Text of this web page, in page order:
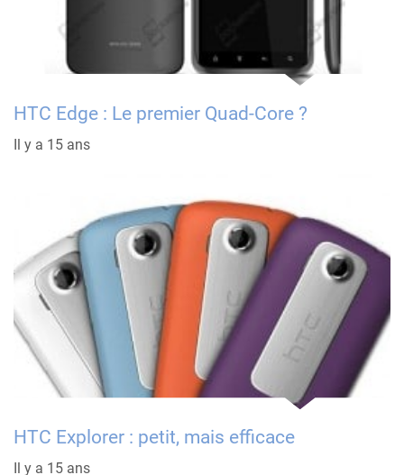
HTC Edge : Le premier Quad-Core ?
Il y a 15 ans
HTC Explorer : petit, mais efficace
Il y a 15 ans